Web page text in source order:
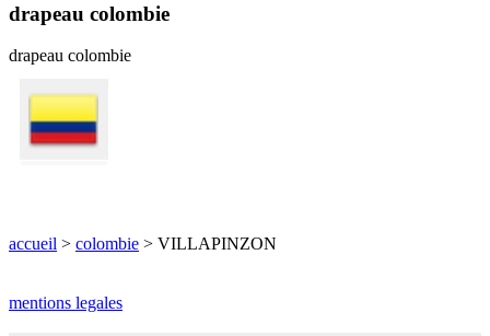
drapeau colombie
drapeau colombie
accueil > colombie > VILLAPINZON
mentions legales